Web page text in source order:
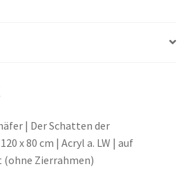
| Der Schatten der
x 80 cm | Acryl a. LW | auf
Zierrahmen)